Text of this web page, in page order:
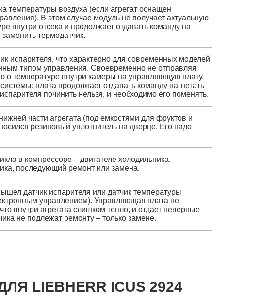
температуры воздуха (если агрегат оснащен
В этом случае модуль не получает актуальную
внутри отсека и продолжает отдавать команду на
термодатчик.
испарителя, что характерно для современных моделей
типом управления. Своевременно не отправляя
о температуре внутри камеры на управляющую плату,
плата продолжает отдавать команду нагнетать
починить нельзя, и необходимо его поменять.
части агрегата (под емкостями для фруктов и
резиновый уплотнитель на дверце. Его надо
в компрессоре – двигателе холодильника.
последующий ремонт или замена.
датчик испарителя или датчик температуры
управлением). Управляющая плата не
внутри агрегата слишком тепло, и отдает неверные
не подлежат ремонту – только замене.
LIEBHERR ICUS 2924